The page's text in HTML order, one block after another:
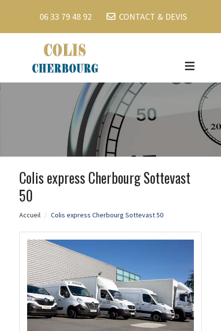
06 33 79 48 92 CONTACT & DEVIS
Colis express Cherbourg Sottevast
50
Accueil Colis express Cherbourg Sottevast 50